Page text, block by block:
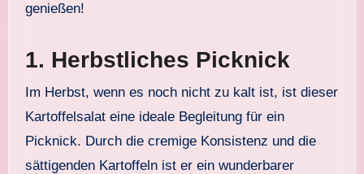
genießen!
1. Herbstliches Picknick
Im Herbst, wenn es noch nicht zu kalt ist, ist dieser
Kartoffelsalat eine ideale Begleitung für ein
Picknick. Durch die cremige Konsistenz und die
sättigenden Kartoffeln ist er ein wunderbarer